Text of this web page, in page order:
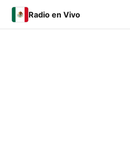
Radio en Vivo